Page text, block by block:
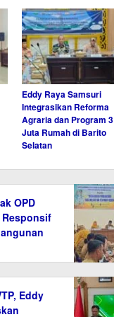
Eddy Raya Samsuri
Integrasikan Reforma
Agraria dan Program 3
Juta Rumah di Barito
Selatan
OPD
Responsif
Eddy